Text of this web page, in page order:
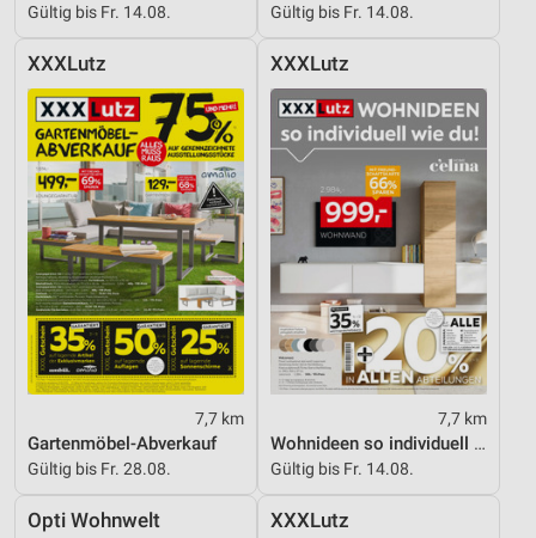
Gültig bis Fr. 14.08. Gültig bis Fr. 14.08.
XXXLutz
7,7 km
Gartenmöbel-Abverkauf
Gültig bis Fr. 28.08.
XXXLutz
7,7 km
Wohnideen so individuell wie du!
Gültig bis Fr. 14.08.
Opti Wohnwelt XXXLutz
Geräte anhand von aktiv angeforderten
Notwendig
Performance
Funktional
Werbung